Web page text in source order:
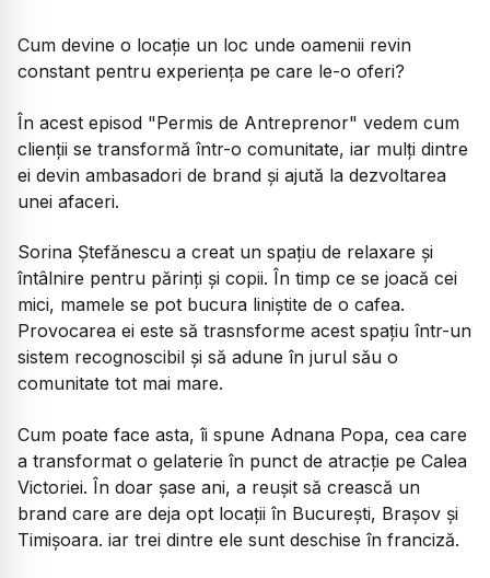
Cum devine o locație un loc unde oamenii revin
constant pentru experiența pe care le-o oferi?
În acest episod "Permis de Antreprenor" vedem cum
clienții se transformă într-o comunitate, iar mulți dintre
ei devin ambasadori de brand și ajută la dezvoltarea
unei afaceri.
Sorina Ștefănescu a creat un spațiu de relaxare și
întâlnire pentru părinți și copii. În timp ce se joacă cei
mici, mamele se pot bucura liniștite de o cafea.
Provocarea ei este să trasnsforme acest spațiu într-un
sistem recognoscibil și să adune în jurul său o
comunitate tot mai mare.
Cum poate face asta, îi spune Adnana Popa, cea care
a transformat o gelaterie în punct de atracție pe Calea
Victoriei. În doar șase ani, a reușit să crească un
brand care are deja opt locaţii în Bucureşti, Braşov şi
Timişoara. iar trei dintre ele sunt deschise în franciză.